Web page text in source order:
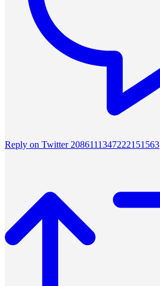
Reply on Twitter 2086111347222151563